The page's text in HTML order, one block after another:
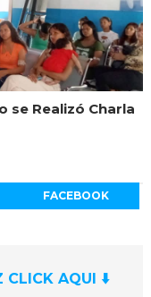
se Realizó Charla
FACEBOOK
CLICK AQUI ⬇️